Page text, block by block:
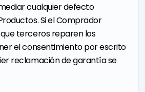
cualquier defecto
Si el Comprador
terceros reparen los
el consentimiento por escrito
reclamación de garantía se